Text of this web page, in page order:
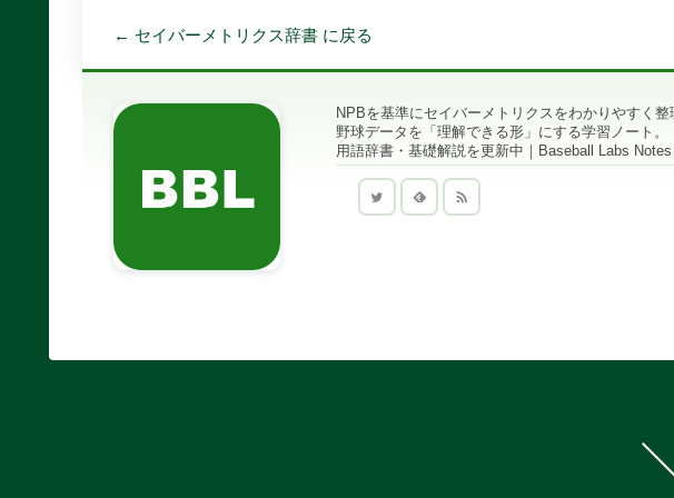
← セイバーメトリクス辞書 に戻る
NPBを基準にセイバーメトリクスをわかりやすく整
野球データを「理解できる形」にする学習ノート。
用語辞書・基礎解説を更新中｜Baseball Labs Notes